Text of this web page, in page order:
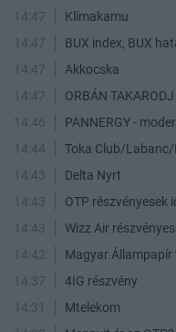
14:47
Klímakamu
14:47
BUX index, BUX
14:47
Akkocska
14:47
ORBÁN
14:46
PANNERGY -
14:44
14:43
Delta Nyrt
14:43
OTP részvényesek
14:43
Wizz Air
14:42
Magyar Állampapír
14:37
4IG részvény
14:31
Mtelekom